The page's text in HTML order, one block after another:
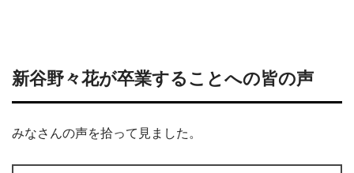
新谷野々花が卒業することへの皆の声
みなさんの声を拾って見ました。